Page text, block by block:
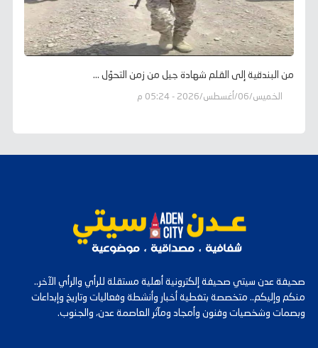
من البندقية إلى القلم شهادة جيل من زمن التحوّل ...
الخميس/06/أغسطس/2026 - 05:24 م
صحيفة عدن سيتي صحيفة إلكترونية أهلية مستقلة للرأي والرأي الآخر..
منكم وإليكم.. متخصصة بتغطية أخبار وأنشطة وفعاليات وتاريخ وإبداعات
وبصمات وشخصيات وفنون وأمجاد ومآثر العاصمة عدن، والجنوب.